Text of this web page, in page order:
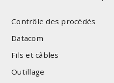
Contrôle des procédés
Datacom
Fils et câbles
Outillage